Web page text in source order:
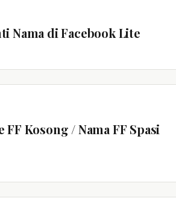
Nama di Facebook Lite
FF Kosong / Nama FF Spasi